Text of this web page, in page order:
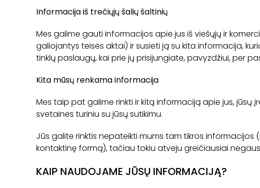
Informacija iš trečiųjų šalių šaltinių
Mes galime gauti informacijos apie jus iš viešųjų ir
galiojantys teisės aktai) ir susieti ją su kita informacija,
tinklų paslaugų, kai prie jų prisijungiate, pavyzdžiui, per
Kita mūsų renkama informacija
Mes taip pat galime rinkti ir kitą informaciją apie jus, jūsų
svetainės turiniu su jūsų sutikimu.
Jūs galite rinktis nepateikti mums tam tikros
kontaktinę formą), tačiau tokiu atveju greičiausiai
KAIP NAUDOJAME JŪSŲ INFORMACIJĄ?